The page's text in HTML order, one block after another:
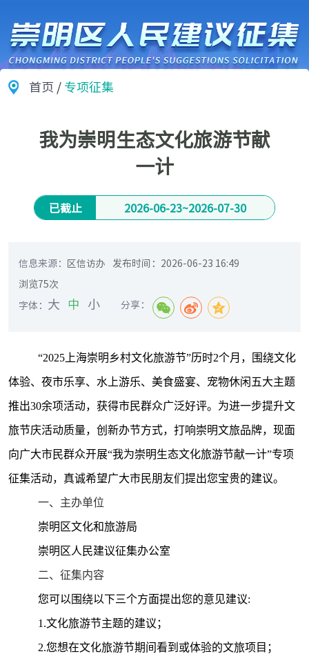
首页 /专项征集
我为崇明生态文化旅游节献
一计
已截止 2026-06-23~2026-07-30
信息来源： 区信访办 发布时间： 2026-06-23 16:49
浏览75次
字体： 大 中 小 分享：
“2025上海崇明乡村文化旅游节”历时2个月，围绕文化
体验、夜市乐享、水上游乐、美食盛宴、宠物休闲五大主题
推出30余项活动，获得市民群众广泛好评。为进一步提升文
旅节庆活动质量，创新办节方式，打响崇明文旅品牌， 现面
向广大市民群众开展“我为崇明生态文化旅游节献一计”专项
征集活动，真诚希望广大市民朋友们提出您宝贵的建议。
一、主办单位
崇明区文化和旅游局
崇明区人民建议征集办公室
二、征集内容
您可以围绕以下三个方面提出您的意见建议:
1.文化旅游节主题的建议；
2.您想在文化旅游节期间看到或体验的文旅项目；